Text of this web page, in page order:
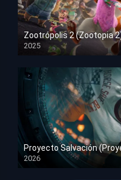
Zootrópolis 2 (Zootopia
2025
HD 1080p
Proyecto Salvación
2026
HD 1080p